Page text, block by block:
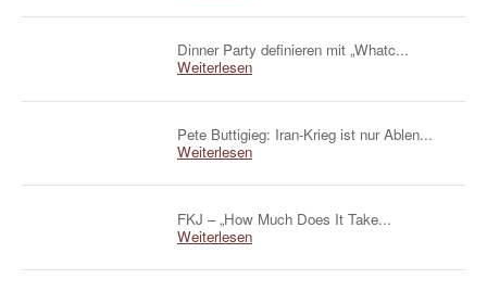
Dinner Party definieren mit „Whatc...
Weiterlesen
Pete Buttigieg: Iran-Krieg ist nur Ablen...
Weiterlesen
FKJ – „How Much Does It Take...
Weiterlesen